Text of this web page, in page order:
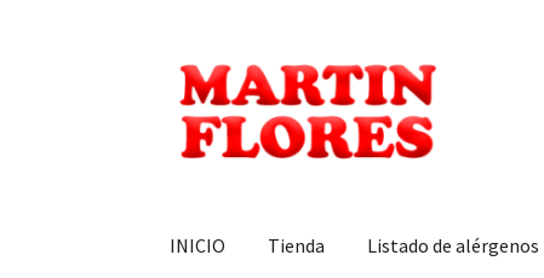
Ir
la
navegación
Ir
al
contenido
INICIO Tienda Listado de alérgenos